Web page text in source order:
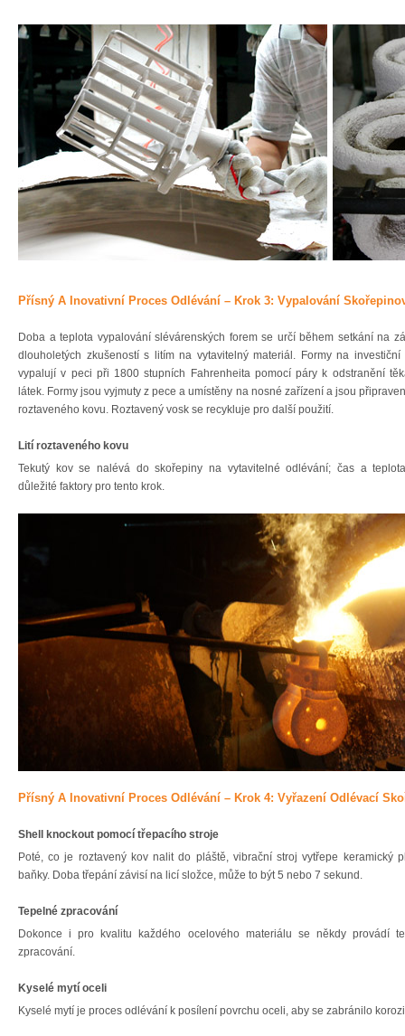
Přísný A Inovativní Proces Odlévání – Krok 3: Vypalování
Doba a teplota vypalování slévárenských forem se určí během setkání na
dlouholetých zkušeností s litím na vytavitelný materiál. Formy na
vypalují v peci při 1800 stupních Fahrenheita pomocí páry k odstranění
látek. Formy jsou vyjmuty z pece a umístěny na nosné zařízení a jsou
roztaveného kovu. Roztavený vosk se recykluje pro další použití.
Lití roztaveného kovu
Tekutý kov se nalévá do skořepiny na vytavitelné odlévání; čas a
důležité faktory pro tento krok.
Přísný A Inovativní Proces Odlévání – Krok 4: Vyřazení Odlévací
Shell knockout pomocí třepacího stroje
Poté, co je roztavený kov nalit do pláště, vibrační stroj vytřepe keramický
baňky. Doba třepání závisí na licí složce, může to být 5 nebo 7 sekund.
Tepelné zpracování
Dokonce i pro kvalitu každého ocelového materiálu se někdy provádí
zpracování.
Kyselé mytí oceli
Kyselé mytí je proces odlévání k posílení povrchu oceli, aby se zabránilo